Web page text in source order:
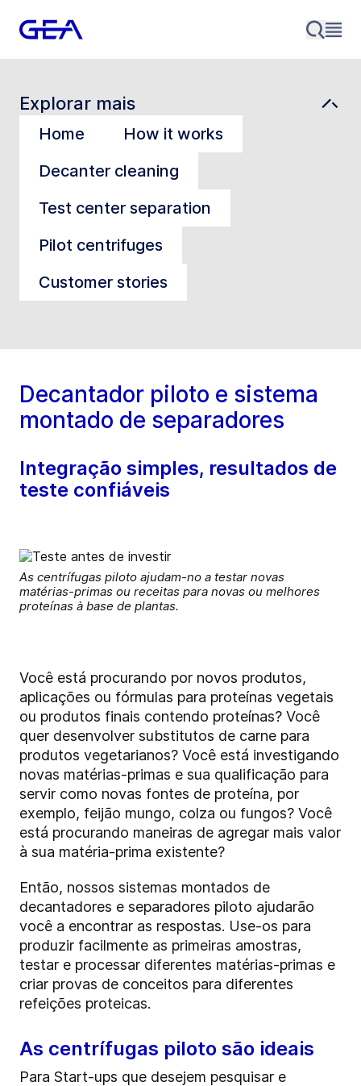
Explorar mais
Home
How it works
Decanter cleaning
Test center separation
Pilot centrifuges
Customer stories
Decantador piloto e sistema
montado de separadores
Integração simples, resultados de
teste confiáveis
As centrífugas piloto ajudam-no a testar novas
matérias-primas ou receitas para novas ou melhores
proteínas à base de plantas.
Você está procurando por novos produtos,
aplicações ou fórmulas para proteínas vegetais
ou produtos finais contendo proteínas? Você
quer desenvolver substitutos de carne para
produtos vegetarianos? Você está investigando
novas matérias-primas e sua qualificação para
servir como novas fontes de proteína, por
exemplo, feijão mungo, colza ou fungos? Você
está procurando maneiras de agregar mais valor
à sua matéria-prima existente?
Então, nossos sistemas montados de
decantadores e separadores piloto ajudarão
você a encontrar as respostas. Use-os para
produzir facilmente as primeiras amostras,
testar e processar diferentes matérias-primas e
criar provas de conceitos para diferentes
refeições proteicas.
As centrífugas piloto são ideais
Para Start-ups que desejem pesquisar e